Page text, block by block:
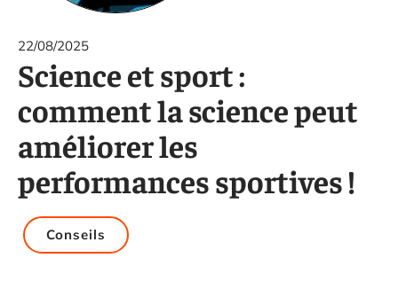
22/08/2025
Science et sport :
comment la science peut
améliorer les
performances sportives !
Conseils